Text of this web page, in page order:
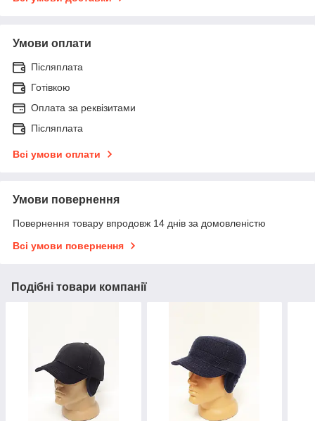
Умови оплати
Післяплата
Готівкою
Оплата за реквізитами
Післяплата
Всі умови оплати
Умови повернення
Повернення товару впродовж 14 днів за домовленістю
Всі умови повернення
Подібні товари компанії